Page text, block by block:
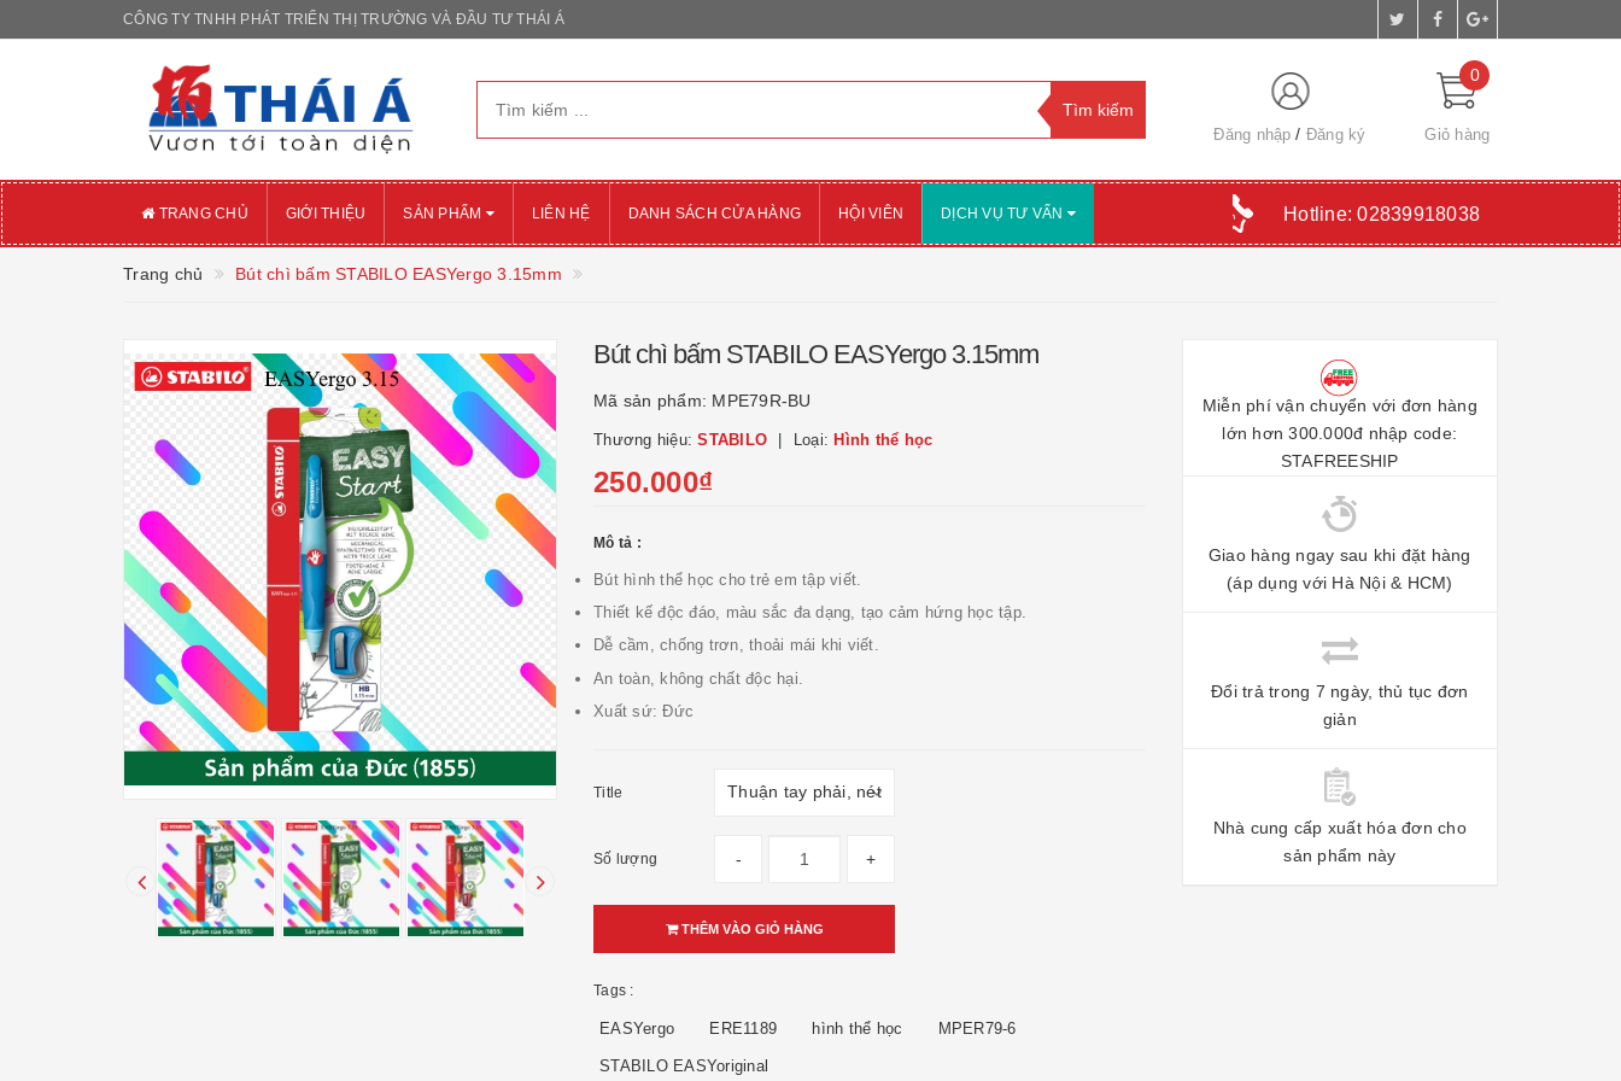
CÔNG TY TNHH PHÁT TRIỂN THỊ TRƯỜNG VÀ ĐẦU TƯ THÁI Á
Đăng nhập Đăng ký
0
Giỏ hàng
TRANG CHỦ GIỚI THIỆU SẢN PHẨM LIÊN HỆ DANH SÁCH CỬA HÀNG HỘI VIÊN DỊCH VỤ TƯ VẤN Hotline:02839918038
Trang chủ Bút chì bấm STABILO EASYergo 3.15mm
Bút chì bấm STABILO EASYergo 3.15mm
Mã sản phẩm: MPE79R-BU
Thương hiệu:STABILO Loại: Hình thể học
250.000₫
Mô tả :
Bút hình thể học cho trẻ em tập viết.
Thiết kế độc đáo, màu sắc đa dạng, tạo cảm hứng học tập.
Dễ cầm, chống trơn, thoải mái khi viết.
An toàn, không chất độc hại.
Xuất sứ: Đức
Title
Số lượng - +
THÊM VÀO GIỎ HÀNG
Tags :
EASYergo ERE1189 hình thể học MPER79-6
STABILO EASYoriginal
Miễn phí vận chuyển với đơn hàng
lớn hơn 300.000đ nhập code:
STAFREESHIP
Giao hàng ngay sau khi đặt hàng
(áp dụng với Hà Nội & HCM)
Đổi trả trong 7 ngày, thủ tục đơn
giản
Nhà cung cấp xuất hóa đơn cho
sản phẩm này